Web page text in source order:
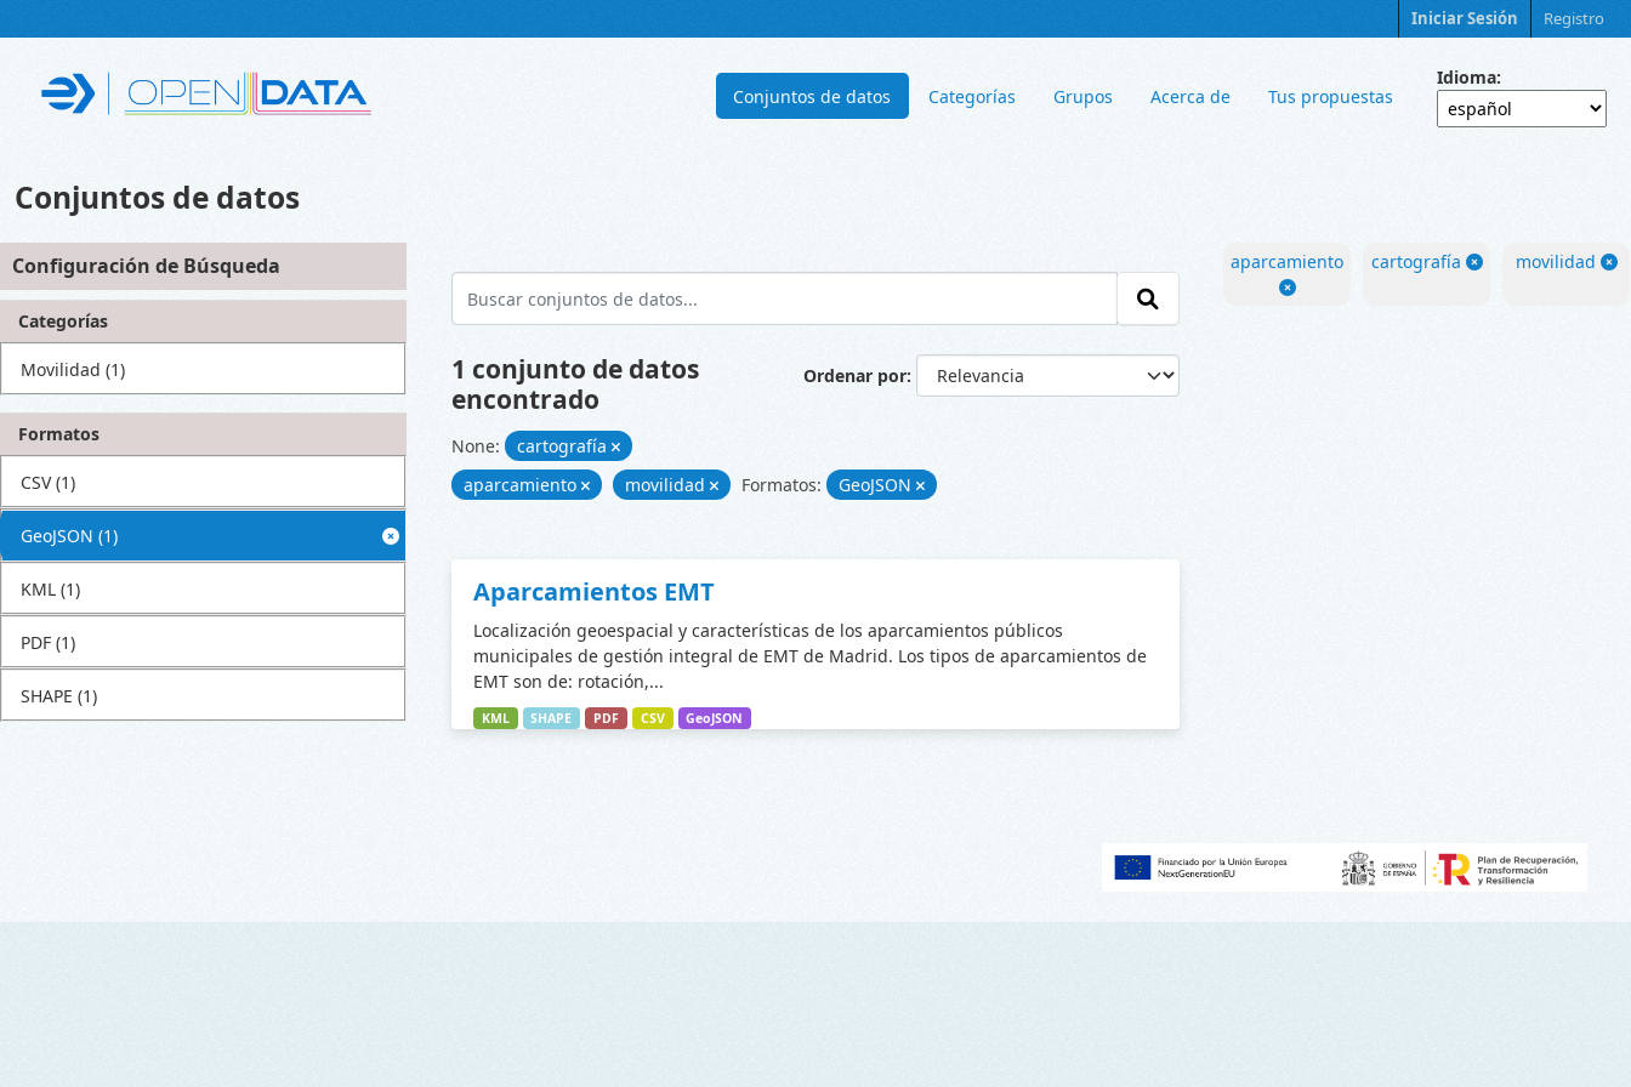
Iniciar Sesión Registro
Conjuntos de datos Categorías Grupos Acerca de Tus propuestas
Idioma
Conjuntos de datos
Configuración de Búsqueda
Categorías
Movilidad (1)
Formatos
CSV (1)
GeoJSON (1)
KML (1)
PDF (1)
SHAPE (1)
Ordenar por
1 conjunto de datos
encontrado
None:
cartografía
aparcamiento
movilidad Formatos: GeoJSON
Aparcamientos EMT
Localización geoespacial y características de los aparcamientos públicos
municipales de gestión integral de EMT de Madrid. Los tipos de aparcamientos de
EMT son de: rotación,...
KML SHAPE PDF CSV GeoJSON
aparcamiento cartografía movilidad